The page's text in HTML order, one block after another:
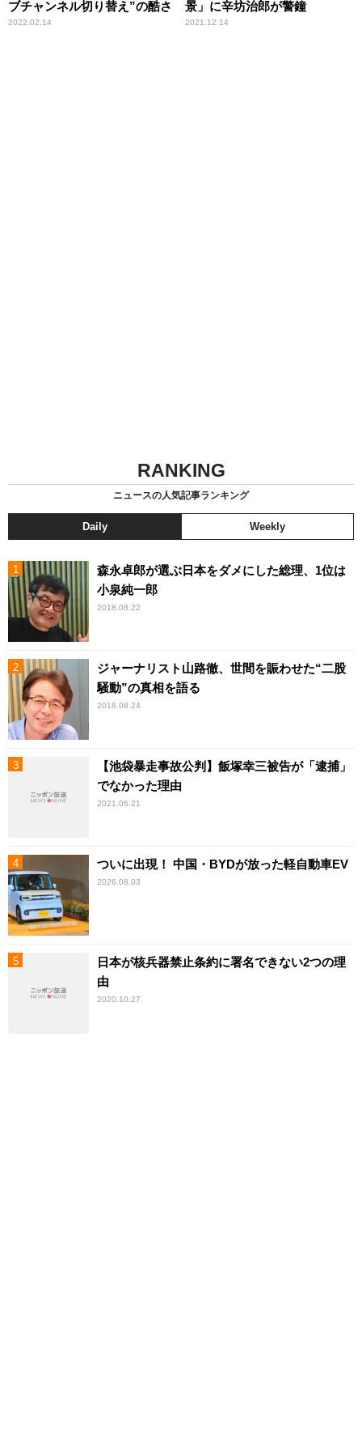
ブチャンネル切り替え”の酷さ
2022.02.14
景」に辛坊治郎が警鐘
2021.12.14
RANKING
ニュースの人気記事ランキング
Daily Weekly
森永卓郎が選ぶ日本をダメにした総理、1位は
小泉純一郎
2018.08.22
ジャーナリスト山路徹、世間を賑わせた“二股
騒動”の真相を語る
2018.08.24
【池袋暴走事故公判】飯塚幸三被告が「逮捕」
でなかった理由
2021.06.21
ついに出現！ 中国・BYDが放った軽自動車EV
2026.08.03
日本が核兵器禁止条約に署名できない2つの理
由
2020.10.27